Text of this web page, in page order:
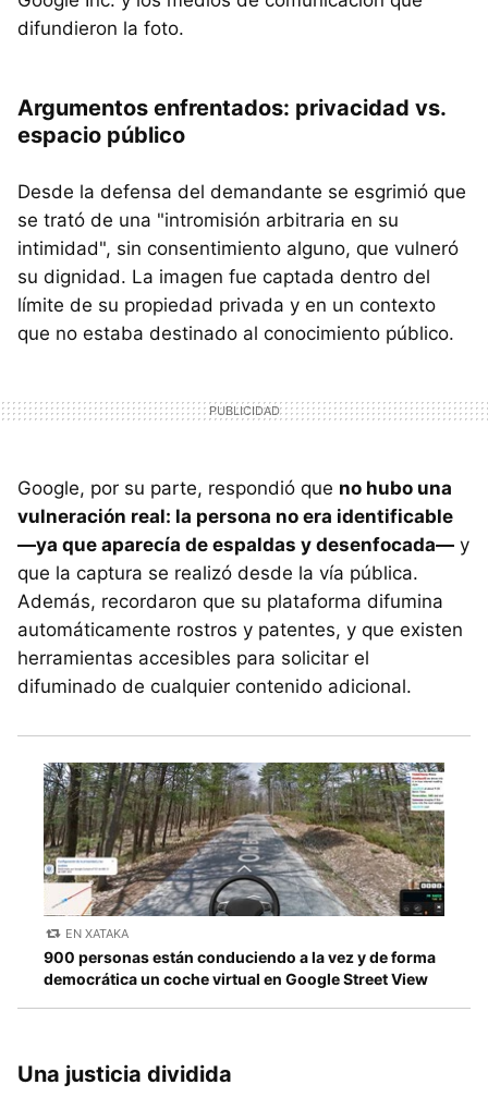
difundieron la foto.
Argumentos enfrentados: privacidad vs.
espacio público
Desde la defensa del demandante se esgrimió que
se trató de una "intromisión arbitraria en su
intimidad", sin consentimiento alguno, que vulneró
su dignidad. La imagen fue captada dentro del
límite de su propiedad privada y en un contexto
que no estaba destinado al conocimiento público.
Google, por su parte, respondió que no hubo una
vulneración real: la persona no era identificable
—ya que aparecía de espaldas y desenfocada— y
que la captura se realizó desde la vía pública.
Además, recordaron que su plataforma difumina
automáticamente rostros y patentes, y que existen
herramientas accesibles para solicitar el
difuminado de cualquier contenido adicional.
EN XATAKA
900 personas están conduciendo a la vez y de forma
democrática un coche virtual en Google Street View
Una justicia dividida